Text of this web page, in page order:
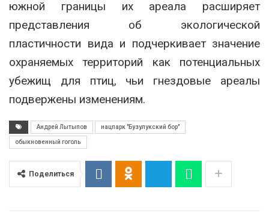
южной границы их ареала расширяет
представления об экологической
пластичности вида и подчеркивает значение
охраняемых территорий как потенциальных
убежищ для птиц, чьи гнездовые ареалы
подвержены изменениям.
Андрей Лытыпов нацпарк "Бузулукский бор"
обыкновенный гоголь
Поделиться